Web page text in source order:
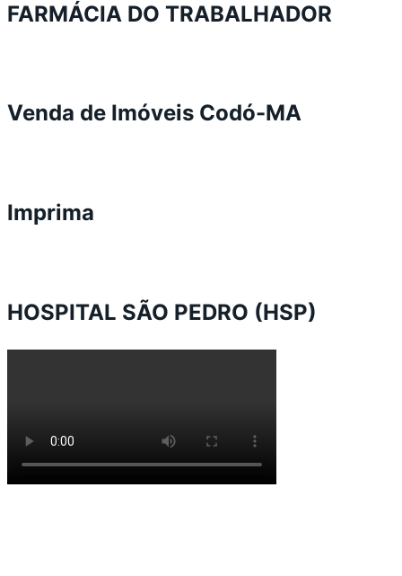
FARMÁCIA DO TRABALHADOR
Venda de Imóveis Codó-MA
Imprima
HOSPITAL SÃO PEDRO (HSP)